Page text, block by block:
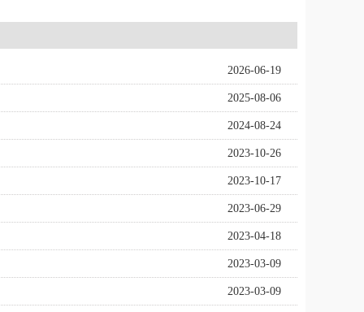
2026-06-19
2025-08-06
2024-08-24
2023-10-26
2023-10-17
2023-06-29
2023-04-18
2023-03-09
2023-03-09